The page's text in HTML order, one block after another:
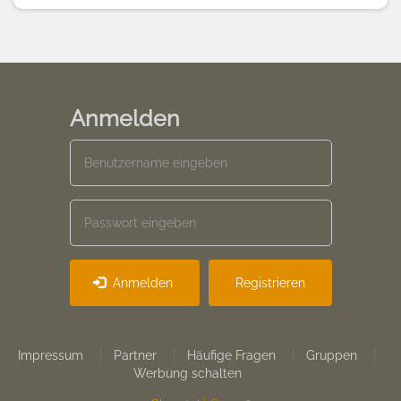
Anmelden
Anmelden Registrieren
Footer
Impressum Partner Häufige Fragen
Gruppen
Werbung schalten